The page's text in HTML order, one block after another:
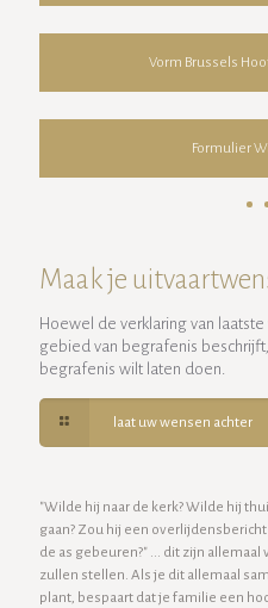
Vorm Brussels
Formulier
Maak je
Hoewel de verklaring van
gebied van begrafenis
begrafenis wilt laten doen.
laat uw wensen achter
"Wilde hij naar de kerk? Wilde hij
gaan? Zou hij een
de as gebeuren?" ... dit zijn
zullen stellen. Als je dit allemaal
plant, bespaart dat je familie een